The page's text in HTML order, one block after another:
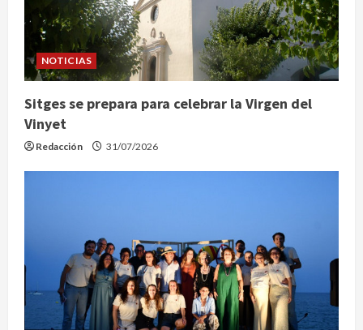
NOTICIAS
Sitges se prepara para celebrar la Virgen del
Vinyet
Redacción 31/07/2026